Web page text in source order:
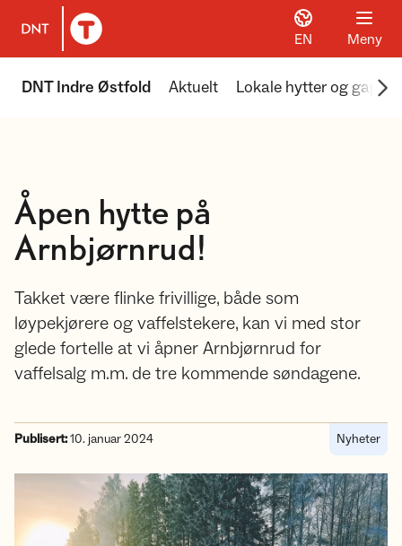
Til DNT.no forside
EN Meny
DNT Indre Østfold Aktuelt Lokale hytter og
Åpen hytte på
Arnbjørnrud!
Takket være flinke frivillige, både som
løypekjørere og vaffelstekere, kan vi med stor
glede fortelle at vi åpner Arnbjørnrud for
vaffelsalg m.m. de tre kommende søndagene.
Publisert:10. januar 2024 Nyheter